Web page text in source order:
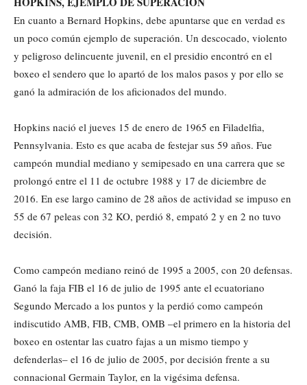
En cuanto a Bernard Hopkins, debe apuntarse que en verdad es
un poco común ejemplo de superación. Un descocado, violento
y peligroso delincuente juvenil, en el presidio encontró en el
boxeo el sendero que lo apartó de los malos pasos y por ello se
ganó la admiración de los aficionados del mundo.
Hopkins nació el jueves 15 de enero de 1965 en Filadelfia,
Pennsylvania. Esto es que acaba de festejar sus 59 años. Fue
campeón mundial mediano y semipesado en una carrera que se
prolongó entre el 11 de octubre 1988 y 17 de diciembre de
2016. En ese largo camino de 28 años de actividad se impuso en
55 de 67 peleas con 32 KO, perdió 8, empató 2 y en 2 no tuvo
decisión.
Como campeón mediano reinó de 1995 a 2005, con 20 defensas.
Ganó la faja FIB el 16 de julio de 1995 ante el ecuatoriano
Segundo Mercado a los puntos y la perdió como campeón
indiscutido AMB, FIB, CMB, OMB –el primero en la historia del
boxeo en ostentar las cuatro fajas a un mismo tiempo y
defenderlas– el 16 de julio de 2005, por decisión frente a su
connacional Germain Taylor, en la vigésima defensa.